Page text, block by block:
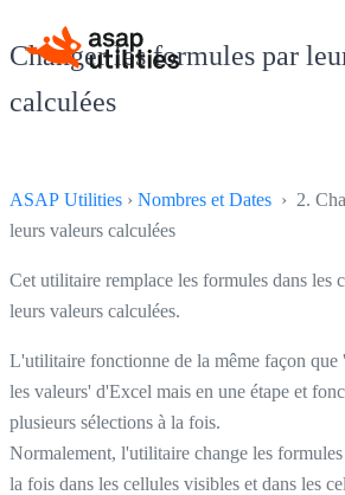
Changer les formules par
calculées
ASAP Utilities › Nombres et Dates › 2.
leurs valeurs calculées
Cet utilitaire remplace les formules dans les
leurs valeurs calculées.
L'utilitaire fonctionne de la même façon que
les valeurs' d'Excel mais en une étape et
plusieurs sélections à la fois.
Normalement, l'utilitaire change les
la fois dans les cellules visibles et dans les